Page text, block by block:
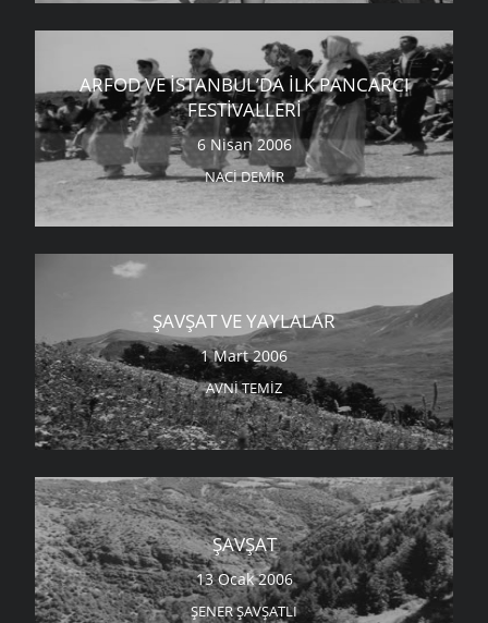
ARFOD VE İSTANBUL’DA İLK PANCARCI
FESTIVALLERI
6 Nisan 2006
NACI DEMIR
ŞAVŞAT VE YAYLALAR
1 Mart 2006
AVNI TEMIZ
ŞAVŞAT
13 Ocak 2006
ŞENER ŞAVŞATLI